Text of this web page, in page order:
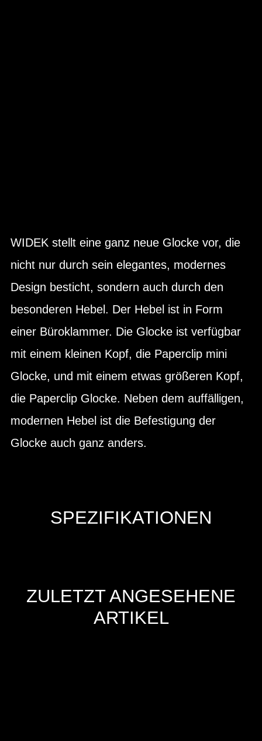
WIDEK stellt eine ganz neue Glocke vor, die
nicht nur durch sein elegantes, modernes
Design besticht, sondern auch durch den
besonderen Hebel. Der Hebel ist in Form
einer Büroklammer. Die Glocke ist verfügbar
mit einem kleinen Kopf, die Paperclip mini
Glocke, und mit einem etwas größeren Kopf,
die Paperclip Glocke. Neben dem auffälligen,
modernen Hebel ist die Befestigung der
Glocke auch ganz anders.
SPEZIFIKATIONEN
ZULETZT ANGESEHENE
ARTIKEL